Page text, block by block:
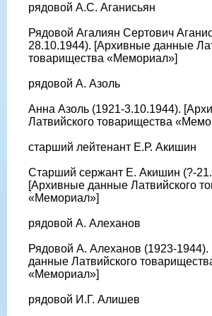
рядовой А.С. Аганисьян
Рядовой Агалиян Сертович
28.10.1944). [Архивные данные
товарищества «Мемориал»]
рядовой А. Азоль
Анна Азоль (1921-3.10.1944).
Латвийского товарищества
старший лейтенант Е.Р. Акишин
Старший сержант Е. Акишин (?-
[Архивные данные Латвийского
«Мемориал»]
рядовой А. Алеханов
Рядовой А. Алеханов (1923-
данные Латвийского
«Мемориал»]
рядовой И.Г. Алишев